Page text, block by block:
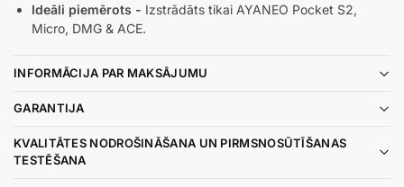
Ideāli piemērots - Izstrādāts tikai AYANEO Pocket S2,
Micro, DMG & ACE.
INFORMĀCIJA PAR MAKSĀJUMU
GARANTIJA
KVALITĀTES NODROŠINĀŠANA UN PIRMSNOSŪTĪŠANAS
TESTĒŠANA